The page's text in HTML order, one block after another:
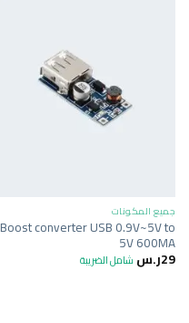
جميع المكونات
Boost converter USB 0.9V~5V to
5V 600MA
29ر.س شامل الضريبة